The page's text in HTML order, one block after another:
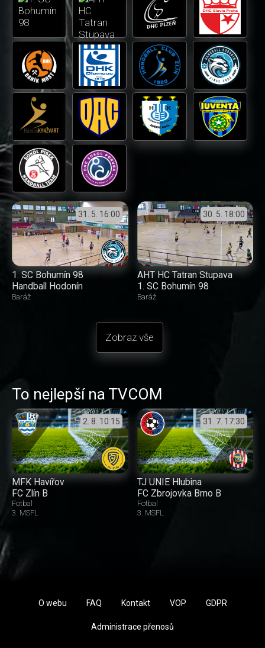
31. 5. 16:00
1. SC Bohumín 98
Handball Hodonín
Baráž
30. 5. 18:00
AHT HC Tatran Stupava
1. SC Bohumín 98
Baráž
Zobraz vše
To nejlepší na TVCOM
2. 8. 10:15
MFK Havířov
FC Zlín B
Fotbal
3. MSFL
31. 7. 17:30
TJ UNIE Hlubina
FC Zbrojovka Brno B
Fotbal
3. MSFL
O webu FAQ Kontakt VOP GDPR
Administrace přenosů